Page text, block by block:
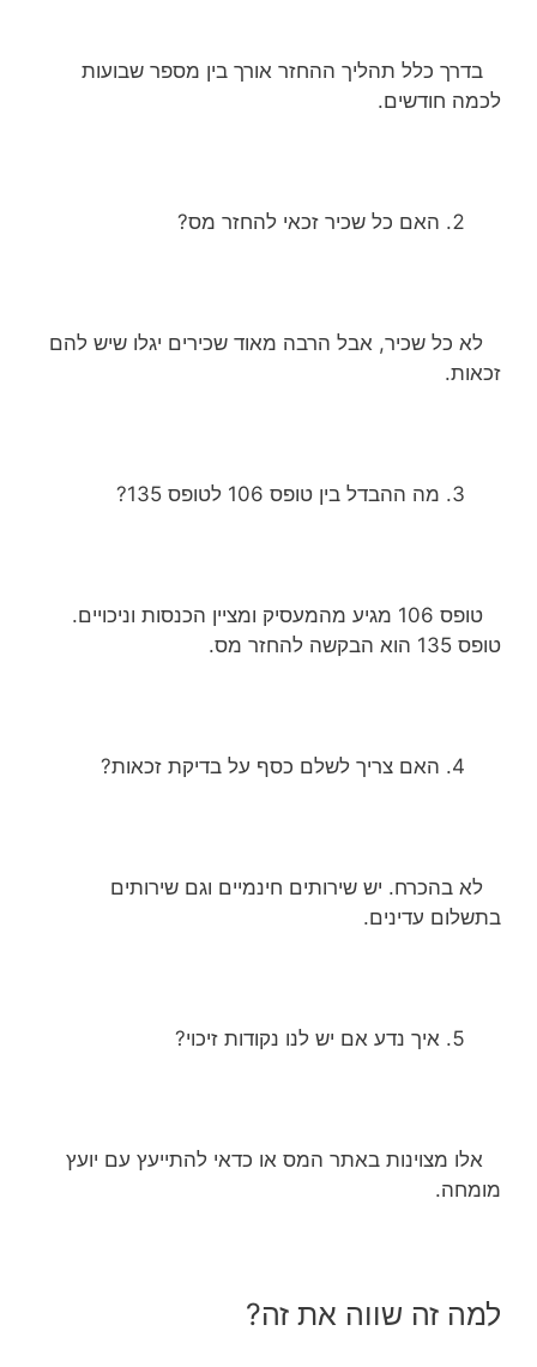
בדרך כלל תהליך ההחזר אורך בין מספר שבועות
לכמה חודשים.
האם כל שכיר זכאי להחזר מס?
לא כל שכיר, אבל הרבה מאוד שכירים יגלו שיש להם
זכאות.
מה ההבדל בין טופס 106 לטופס 135?
טופס 106 מגיע מהמעסיק ומציין הכנסות וניכויים.
טופס 135 הוא הבקשה להחזר מס.
האם צריך לשלם כסף על בדיקת זכאות?
לא בהכרח. יש שירותים חינמיים וגם שירותים
בתשלום עדינים.
איך נדע אם יש לנו נקודות זיכוי?
אלו מצוינות באתר המס או כדאי להתייעץ עם יועץ
מומחה.
למה זה שווה את זה?